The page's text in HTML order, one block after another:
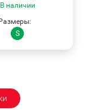
В наличии
Размеры:
S